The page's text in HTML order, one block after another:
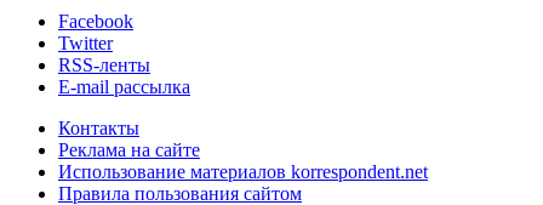
Facebook
Twitter
RSS-ленты
E-mail рассылка
Контакты
Реклама на сайте
Использование материалов korrespondent.net
Правила пользования сайтом